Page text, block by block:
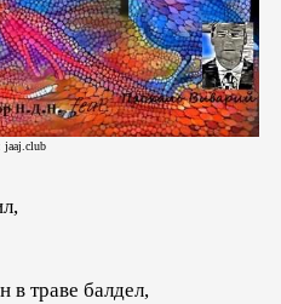
jaaj.club
в траве балдел,